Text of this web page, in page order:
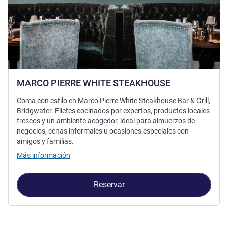
MARCO PIERRE WHITE STEAKHOUSE
Coma con estilo en Marco Pierre White Steakhouse Bar & Grill,
Bridgwater. Filetes cocinados por expertos, productos locales
frescos y un ambiente acogedor, ideal para almuerzos de
negocios, cenas informales u ocasiones especiales con
amigos y familias.
Más información
Reservar